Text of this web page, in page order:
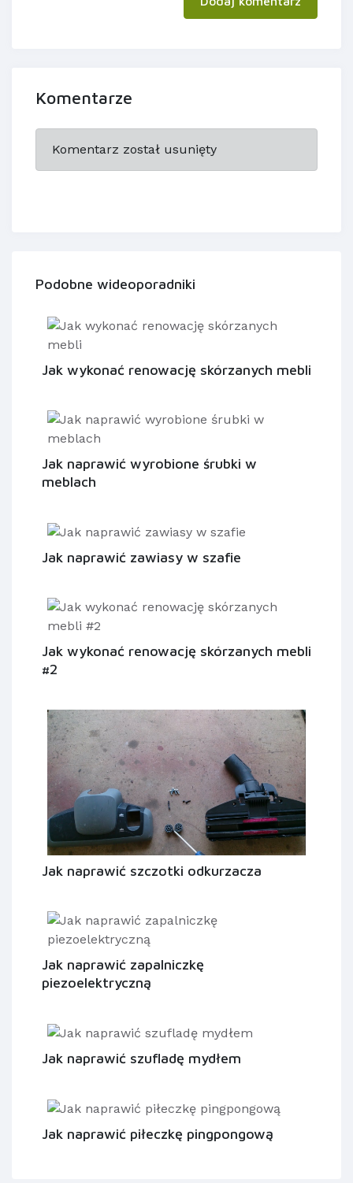
Komentarze
Komentarz został usunięty
Podobne wideoporadniki
Jak wykonać renowację skórzanych mebli
Jak naprawić wyrobione śrubki w
meblach
Jak naprawić zawiasy w szafie
Jak wykonać renowację skórzanych mebli
#2
Jak naprawić szczotki odkurzacza
Jak naprawić zapalniczkę
piezoelektryczną
Jak naprawić szufladę mydłem
Jak naprawić piłeczkę pingpongową